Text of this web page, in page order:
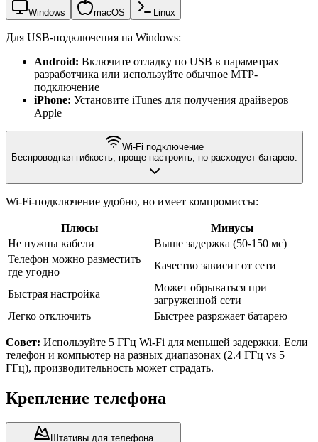
Windows macOS Linux
Для USB-подключения на Windows:
Android: Включите отладку по USB в параметрах
разработчика или используйте обычное MTP-
подключение
iPhone: Установите iTunes для получения драйверов
Apple
Wi-Fi подключение
Беспроводная гибкость, проще настроить, но расходует батарею.
Wi-Fi-подключение удобно, но имеет компромиссы:
Плюсы
Минусы
Не нужны кабели
Выше задержка (50-150 мс)
Телефон можно разместить
где угодно
Качество зависит от сети
Быстрая настройка
Может обрываться при
загруженной сети
Легко отключить
Быстрее разряжает батарею
Совет: Используйте 5 ГГц Wi-Fi для меньшей задержки. Если
телефон и компьютер на разных диапазонах (2.4 ГГц vs 5
ГГц), производительность может страдать.
Крепление телефона
Штативы для телефона